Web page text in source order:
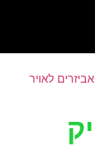
אביזרים לאויר